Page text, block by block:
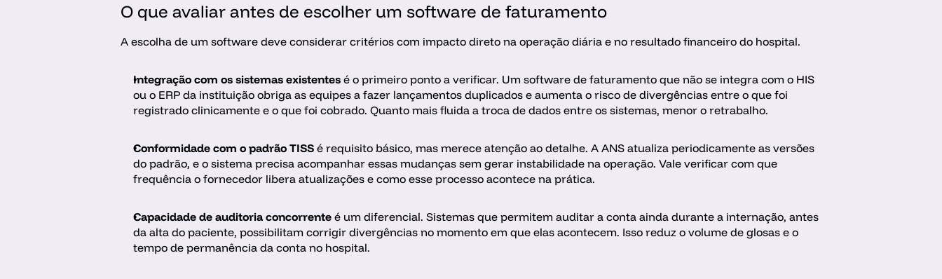
O que avaliar antes de escolher um software de faturamento
A escolha de um software deve considerar critérios com impacto direto na operação diária e no resultado financeiro do hospital.
Integração com os sistemas existentes é o primeiro ponto a verificar. Um software de faturamento que não se integra com o HIS
ou o ERP da instituição obriga as equipes a fazer lançamentos duplicados e aumenta o risco de divergências entre o que foi
registrado clinicamente e o que foi cobrado. Quanto mais fluida a troca de dados entre os sistemas, menor o retrabalho.
Conformidade com o padrão TISS é requisito básico, mas merece atenção ao detalhe. A ANS atualiza periodicamente as versões
do padrão, e o sistema precisa acompanhar essas mudanças sem gerar instabilidade na operação. Vale verificar com que
frequência o fornecedor libera atualizações e como esse processo acontece na prática.
Capacidade de auditoria concorrente é um diferencial. Sistemas que permitem auditar a conta ainda durante a internação, antes
da alta do paciente, possibilitam corrigir divergências no momento em que elas acontecem. Isso reduz o volume de glosas e o
tempo de permanência da conta no hospital.